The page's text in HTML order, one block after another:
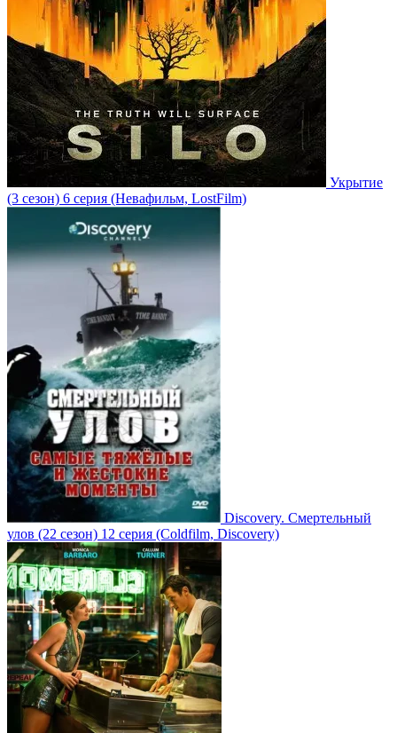
Укрытие
(3 сезон) 6 серия (Невафильм, LostFilm)
Discovery. Смертельный
улов (22 сезон) 12 серия (Coldfilm, Discovery)